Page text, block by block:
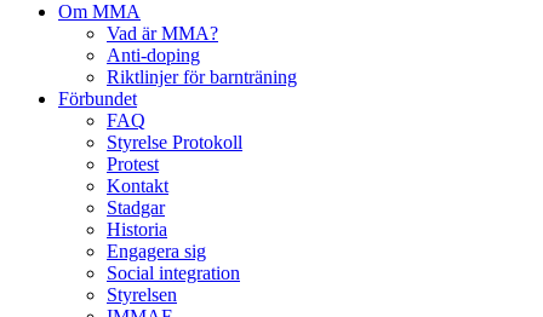
Om MMA
Vad är MMA?
Anti-doping
Riktlinjer för barnträning
Förbundet
FAQ
Styrelse Protokoll
Protest
Kontakt
Stadgar
Historia
Engagera sig
Social integration
Styrelsen